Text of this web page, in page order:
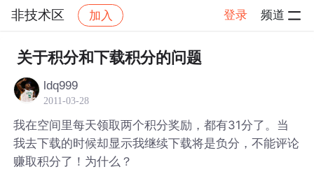
非技术区 加入 登录 频道
社区 非技术区 帖子详情
关于积分和下载积分的问题
ldq999
2011-03-28
我在空间里每天领取两个积分奖励，都有31分了。当
我去下载的时候却显示我继续下载将是负分，不能评论
赚取积分了！为什么？